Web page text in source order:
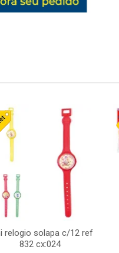
relogio solapa c/12 ref
832 cx:024